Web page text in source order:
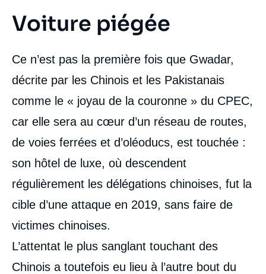
Voiture piégée
Ce n’est pas la première fois que Gwadar,
décrite par les Chinois et les Pakistanais
comme le « joyau de la couronne » du CPEC,
car elle sera au cœur d’un réseau de routes,
de voies ferrées et d’oléoducs, est touchée :
son hôtel de luxe, où descendent
régulièrement les délégations chinoises, fut la
cible d’une attaque en 2019, sans faire de
victimes chinoises.
L’attentat le plus sanglant touchant des
Chinois a toutefois eu lieu à l’autre bout du